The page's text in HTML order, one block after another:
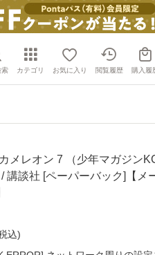
索 カテゴリ お気に入り 閲覧履歴 購入履
カメレオン 7 （少年マガジン
講談社 [ペーパーバック]【メ
込)